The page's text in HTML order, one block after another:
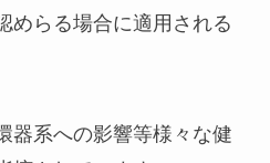
めらる場合に適用される
器系への影響等様々な健